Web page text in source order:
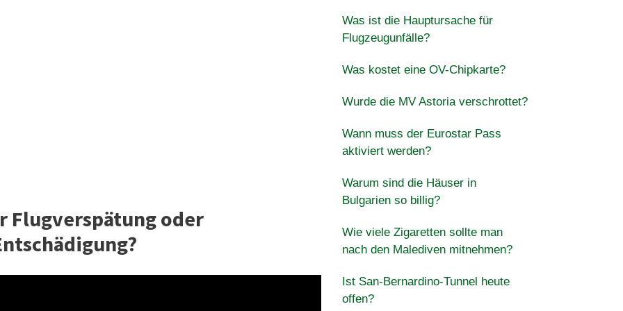
Flugverspätung oder
Was ist die Hauptursache für
Flugzeugunfälle?
Was kostet eine OV-Chipkarte?
Wurde die MV Astoria verschrottet?
Wann muss der Eurostar Pass
aktiviert werden?
Warum sind die Häuser in
Bulgarien so billig?
Wie viele Zigaretten sollte man
nach den Malediven mitnehmen?
Ist San-Bernardino-Tunnel heute
offen?